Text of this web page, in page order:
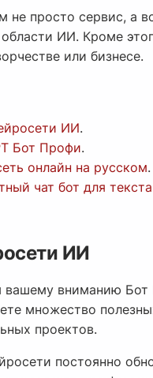
не просто сервис, а
области ИИ. Кроме
или бизнесе.
ИИ.
Бот Профи.
онлайн на русском.
чат бот для текста
ИИ
вашему вниманию Бот
множество
проектов.
постоянно